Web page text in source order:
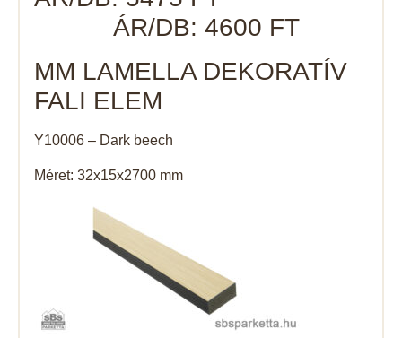
ÁR/DB: 4600 FT
MM LAMELLA DEKORATÍV
FALI ELEM
Y10006 – Dark beech
Méret: 32x15x2700 mm